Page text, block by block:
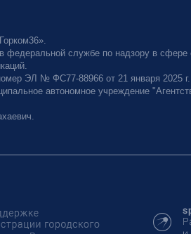
федеральной службе по надзору в
ЭЛ № ФС77-88966 от 21 января 2025 г.
автономное учреждение